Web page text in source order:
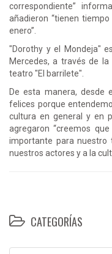
correspondiente”
añadieron “tienen
enero”.
"Dorothy y el Mondeja"
Mercedes, a través de
teatro "El barrilete".
De esta manera, desde
felices porque
cultura en general y en
agregaron “creemos
importante para nuestro
nuestros actores y a la
CATEGORÍAS